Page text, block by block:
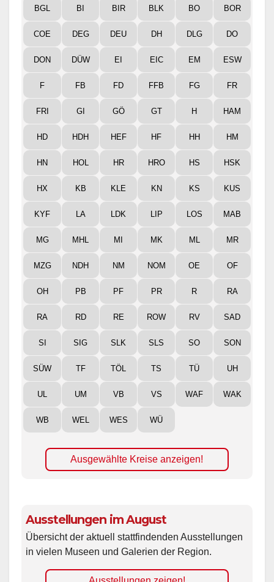
BGL BI BIR BLK BO BOR
COE DEG DEU DH DLG DO
DON DÜW EI EIC EM ESW
F FB FD FFB FG FR
FRI GI GÖ GT H HAM
HD HDH HEF HF HH HM
HN HOL HR HRO HS HSK
HX KB KLE KN KS KUS
KYF LA LDK LIP LOS MAB
MG MHL MI MK ML MR
MZG NDH NM NOM OE OF
OH PB PF PR R RA
RA RD RE ROW RV SAD
SI SIG SLK SLS SO SON
SÜW TF TÖL TS TÜ UH
UL UM VB VS WAF WAK
WB WEL WES WÜ
Ausgewählte Kreise anzeigen!
Ausstellungen im August
Übersicht der aktuell stattfindenden Ausstellungen
in vielen Museen und Galerien der Region.